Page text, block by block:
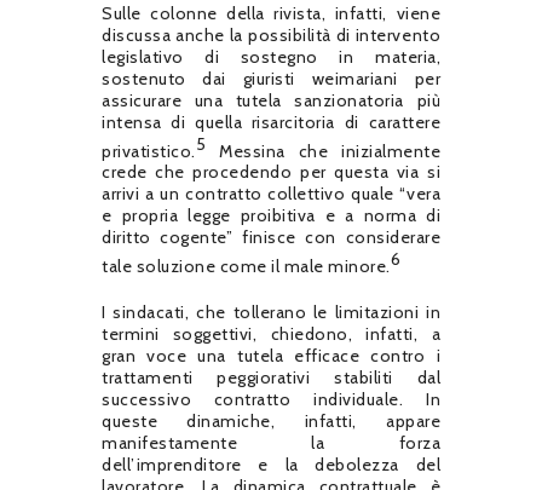
Sulle colonne della rivista, infatti, viene
discussa anche la possibilità di intervento
legislativo di sostegno in materia,
sostenuto dai giuristi weimariani per
assicurare una tutela sanzionatoria più
intensa di quella risarcitoria di carattere
privatistico.5 Messina che inizialmente
crede che procedendo per questa via si
arrivi a un contratto collettivo quale “vera
e propria legge proibitiva e a norma di
diritto cogente” finisce con considerare
tale soluzione come il male minore.6
I sindacati, che tollerano le limitazioni in
termini soggettivi, chiedono, infatti, a
gran voce una tutela efficace contro i
trattamenti peggiorativi stabiliti dal
successivo contratto individuale. In
queste dinamiche, infatti, appare
manifestamente la forza
dell’imprenditore e la debolezza del